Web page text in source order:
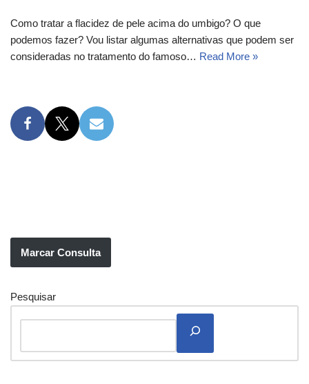
Como tratar a flacidez de pele acima do umbigo? O que
podemos fazer? Vou listar algumas alternativas que podem ser
consideradas no tratamento do famoso… Read More »
Marcar Consulta
Pesquisar